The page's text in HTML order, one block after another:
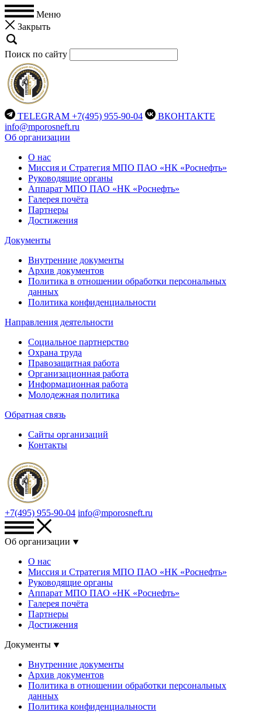
Меню
Закрыть
Поиск по сайту
TELEGRAM +7(495) 955-90-04
ВКОНТАКТЕ
info@mporosneft.ru
Об организации
О нас
Миссия и Стратегия МПО ПАО «НК «Роснефть»
Руководящие органы
Аппарат МПО ПАО «НК «Роснефть»
Галерея почёта
Партнеры
Достижения
Документы
Внутренние документы
Архив документов
Политика в отношении обработки персональных
данных
Политика конфиденциальности
Направления деятельности
Социальное партнерство
Охрана труда
Правозащитная работа
Организационная работа
Информационная работа
Молодежная политика
Обратная связь
Сайты организаций
Контакты
+7(495) 955-90-04 info@mporosneft.ru
Об организации
О нас
Миссия и Стратегия МПО ПАО «НК «Роснефть»
Руководящие органы
Аппарат МПО ПАО «НК «Роснефть»
Галерея почёта
Партнеры
Достижения
Документы
Внутренние документы
Архив документов
Политика в отношении обработки персональных
данных
Политика конфиденциальности